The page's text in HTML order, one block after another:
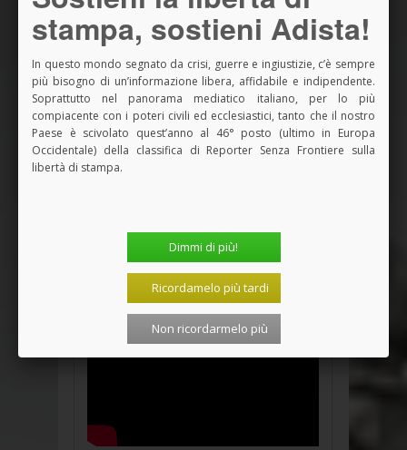
03 Agosto 2026, 14:43
Sessione ecumenica Sae: abitare la
secolarizzazione
02 Agosto 2026, 14:40
Sessione ecumenica Sae: Bari 2026, un
evento ecumenico
I VIDEO DI
stampa, sostieni Adista!
In questo mondo segnato da crisi, guerre e ingiustizie, c’è sempre
più bisogno di un’informazione libera, affidabile e indipendente.
Soprattutto nel panorama mediatico italiano, per lo più
compiacente con i poteri civili ed ecclesiastici, tanto che il nostro
Paese è scivolato quest’anno al 46° posto (ultimo in Europa
Occidentale) della classifica di Reporter Senza Frontiere sulla
libertà di stampa.
Dimmi di più!
Ricordamelo più tardi
Non ricordarmelo più